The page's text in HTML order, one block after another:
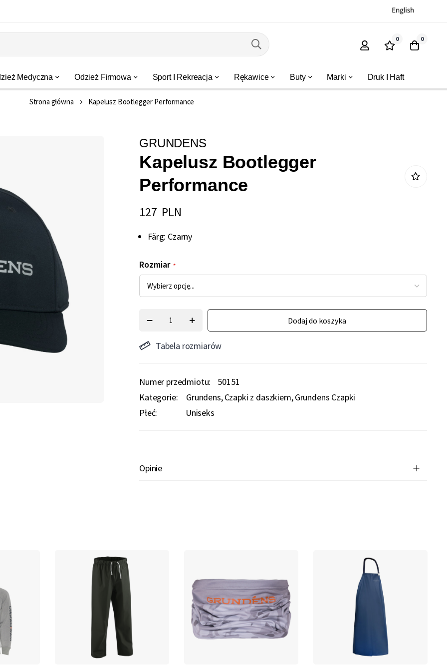
0 0
Medyczna Odzież Firmowa Sport I Rekreacja Rękawice Buty Marki Druk I Haft
Strona główna Kapelusz Bootlegger Performance
GRUNDENS
Kapelusz Bootlegger
Performance
127 PLN
Färg: Czarny
Rozmiar
Dodaj do koszyka
Tabela rozmiarów
Numer przedmiotu
50151
Kategorie:
Grundens Czapki z daszkiem Grundens Czapki
Płeć:
Uniseks
Opinie